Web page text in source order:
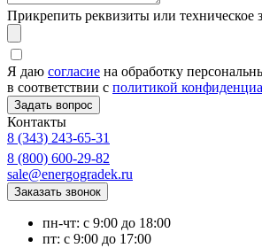
Прикрепить реквизиты или техническое
Я даю согласие на обработку
в соответствии с политикой
Контакты
8 (343) 243-65-31
8 (800) 600-29-82
sale@energogradek.ru
пн-чт: с 9:00 до 18:00
пт: с 9:00 до 17:00